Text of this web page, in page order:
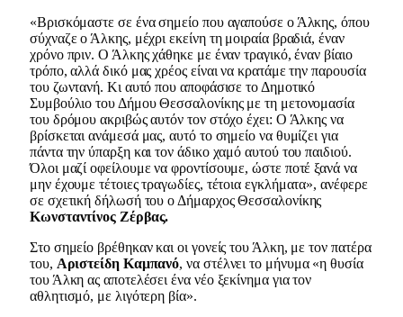
«Βρισκόμαστε σε ένα σημείο που αγαπούσε ο Άλκης, όπου
σύχναζε ο Άλκης, μέχρι εκείνη τη μοιραία βραδιά, έναν
χρόνο πριν. Ο Άλκης χάθηκε με έναν τραγικό, έναν βίαιο
τρόπο, αλλά δικό μας χρέος είναι να κρατάμε την παρουσία
του ζωντανή. Κι αυτό που αποφάσισε το Δημοτικό
Συμβούλιο του Δήμου Θεσσαλονίκης με τη μετονομασία
του δρόμου ακριβώς αυτόν τον στόχο έχει: Ο Άλκης να
βρίσκεται ανάμεσά μας, αυτό το σημείο να θυμίζει για
πάντα την ύπαρξη και τον άδικο χαμό αυτού του παιδιού.
Όλοι μαζί οφείλουμε να φροντίσουμε, ώστε ποτέ ξανά να
μην έχουμε τέτοιες τραγωδίες, τέτοια εγκλήματα», ανέφερε
σε σχετική δήλωσή του ο Δήμαρχος Θεσσαλονίκης
Κωνσταντίνος Ζέρβας.
Στο σημείο βρέθηκαν και οι γονείς του Άλκη, με τον πατέρα
του, Αριστείδη Καμπανό, να στέλνει το μήνυμα «η θυσία
του Άλκη ας αποτελέσει ένα νέο ξεκίνημα για τον
αθλητισμό, με λιγότερη βία».